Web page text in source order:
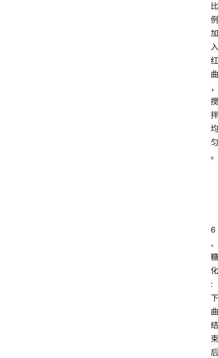
比
例
加
入
红
曲
，
搅
拌
均
匀
。
6
、
糖
化
:
下
曲
结
束
后